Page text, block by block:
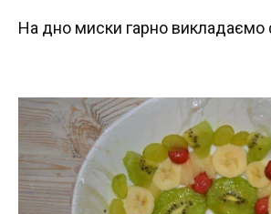
На дно миски гарно викладаємо